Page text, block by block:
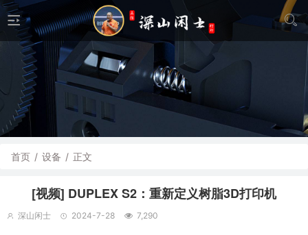
首页 / 设备 / 正文
[视频] DUPLEX S2：重新定义树脂3D打印机
深山闲士 2024-7-28 7,290